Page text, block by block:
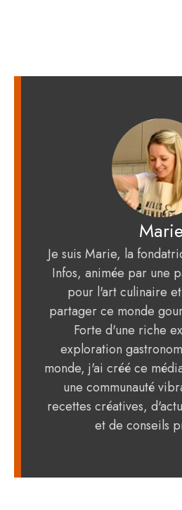
Marie
Je suis Marie, la
Infos, animée par une
pour l'art culinaire
partager ce monde
Forte d'une riche
exploration
monde, j'ai créé ce
une communauté
recettes créatives,
et de conseils